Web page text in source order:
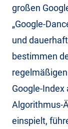
großen
„Google-
und
bestimmen
Google-Index
Algorithmus-
einspielt,